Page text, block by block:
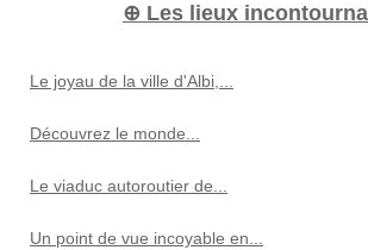
⊕ Les lieux
Le joyau de la ville d'Albi,...
Découvrez le monde...
Le viaduc autoroutier de...
Un point de vue incoyable en...